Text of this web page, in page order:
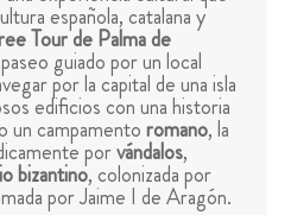
española, catalana y
Tour de Palma de
guiado por un local
por la capital de una isla
edificios con una historia
un campamentoromano, la
porvándalos,
bizantino, colonizada por
por Jaime I de Aragón.